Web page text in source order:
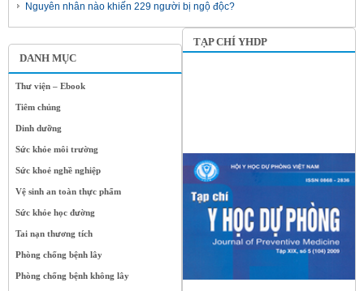
DANH MỤC
Thư viện – Ebook
Tiêm chủng
Dinh dưỡng
Sức khỏe môi trường
Sức khoẻ nghề nghiệp
Vệ sinh an toàn thực phẩm
Sức khỏe học đường
Tai nạn thương tích
Phòng chống bệnh lây
Phòng chống bệnh không lây
Nguyên nhân nào khiến 229 người bị ngộ độc?
TẠP CHÍ YHDP